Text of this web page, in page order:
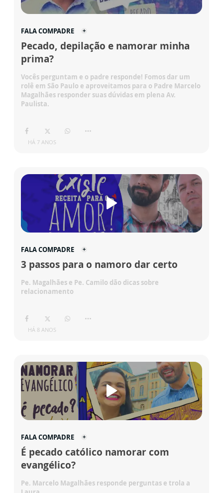
FALA COMPADRE
Pecado, depilação e namorar minha
prima?
Vocês perguntam e o padre responde! Fomos dar um
rolê em São Paulo e aproveitamos para o Padre Marcelo
Magalhães responder suas dúvidas em plena Av.
Paulista.
HÁ 7 ANOS
FALA COMPADRE
3 passos para o namoro dar certo
Pe. Magalhães e Pe. Camilo dão dicas sobre
relacionamento
HÁ 8 ANOS
FALA COMPADRE
É pecado católico namorar com
evangélico?
Pe. Marcelo Magalhães responde perguntas e trola a